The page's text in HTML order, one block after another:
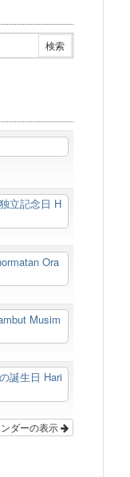
立記念日 H
Ora
Musim
誕生日 Hari
ダーの表示